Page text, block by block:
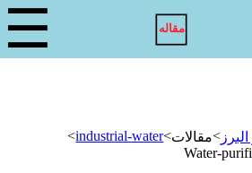
مقاله ☰
>مقالات>
industrial-water
>
Water-